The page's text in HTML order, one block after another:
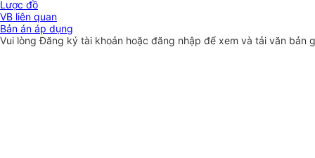
Lược đồ
VB liên quan
Bản án áp dụng
Vui lòngĐăng ký tài khoản hoặc đăng nhập để xem và tải văn bản